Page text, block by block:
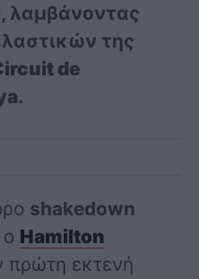
, λαμβάνοντας
της
de
.
shakedown
ο Hamilton
πρώτη εκτενή